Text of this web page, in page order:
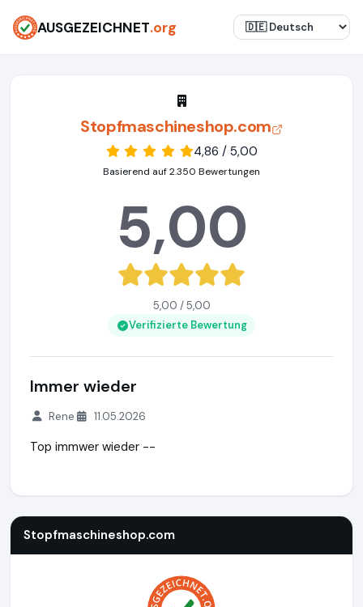
AUSGEZEICHNET.org
Stopfmaschineshop.com
4,86 / 5,00
Basierend auf 2.350 Bewertungen
5,00
5,00 / 5,00
Verifizierte Bewertung
Immer wieder
Rene 11.05.2026
Top immwer wieder --
Stopfmaschineshop.com